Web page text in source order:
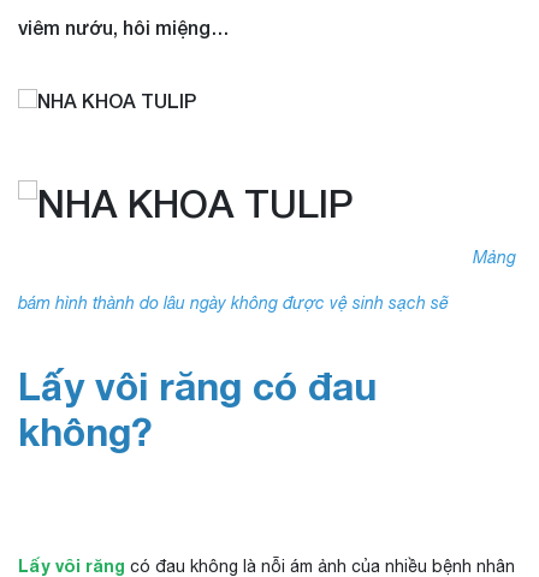
viêm nướu, hôi miệng…
Mảng
bám hình thành do lâu ngày không được vệ sinh sạch sẽ
Lấy vôi răng có đau
không?
Lấy vôi răng có đau không là nỗi ám ảnh của nhiều bệnh nhân